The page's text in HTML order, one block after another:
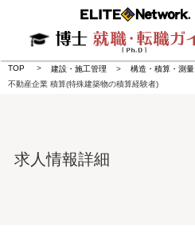
TOP 建設・施工管理
構造・積算・測量
不動産企業 積算(特殊建築物の積算経験者)
求人情報詳細